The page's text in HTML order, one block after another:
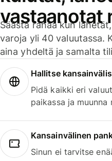
vastaanotat
Säästä rahaa kun
varoja yli 40 valuutassa.
aina yhdeltä ja samalta
Hallitse
Pidä kaikki eri
paikassa ja muunna
Kansainvälinen
Sinun ei tarvitse